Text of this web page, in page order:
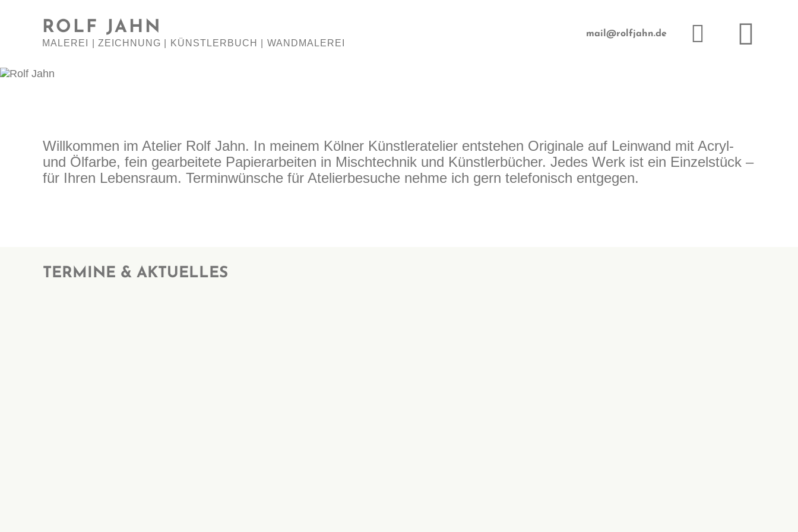
ROLF JAHN
MALEREI | ZEICHNUNG | KÜNSTLERBUCH | WANDMALEREI
mail@rolfjahn.de
Willkommen im Atelier Rolf Jahn. In meinem Kölner Künstleratelier entstehen Originale auf Leinwand mit Acryl-
und Ölfarbe, fein gearbeitete Papierarbeiten in Mischtechnik und Künstlerbücher. Jedes Werk ist ein Einzelstück –
für Ihren Lebensraum. Terminwünsche für Atelierbesuche nehme ich gern telefonisch entgegen.
TERMINE & AKTUELLES